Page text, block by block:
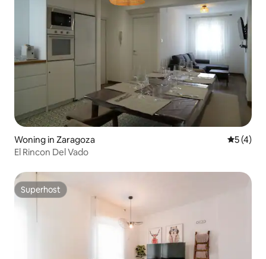
Woning in Zaragoza
5 (4)
El Rincon Del Vado
Superhost
Superhost